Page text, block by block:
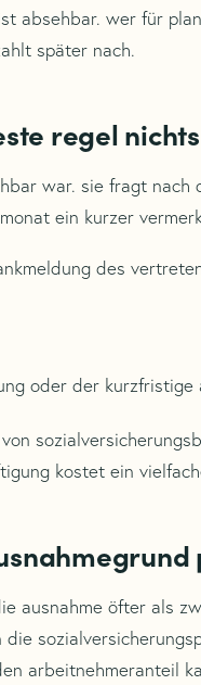
absehbar. wer für
später nach.
regel nichts
war. sie fragt nach
ein kurzer
des
oder der kurzfristige
kostet ein
ausnahme öfter als
arbeitnehmeranteil